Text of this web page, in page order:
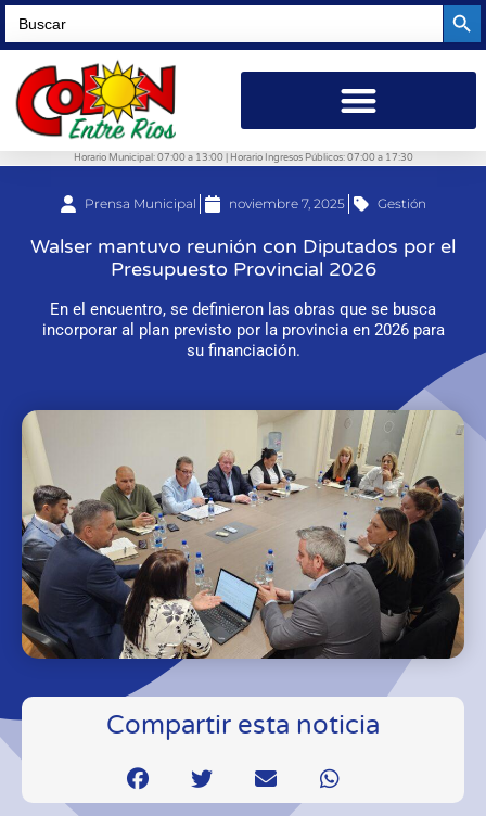
Search
for:
Horario Municipal: 07:00 a 13:00 | Horario Ingresos Públicos: 07:00 a 17:30
Prensa Municipal noviembre 7, 2025 Gestión
Walser mantuvo reunión con Diputados por el
Presupuesto Provincial 2026
En el encuentro, se definieron las obras que se busca
incorporar al plan previsto por la provincia en 2026 para
su financiación.
Compartir esta noticia